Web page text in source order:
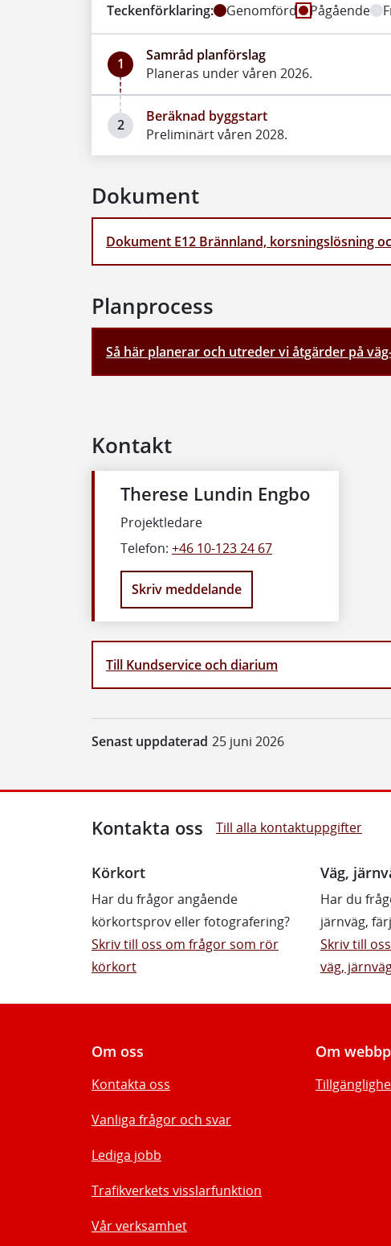
Teckenförklaring: Genomförd Pågående
1
Samråd planförslag
Planeras under våren 2026.
2
Beräknad byggstart
Preliminärt våren 2028.
Dokument
Dokument E12 Brännland, korsningslösning
Planprocess
Så här planerar och utreder vi åtgärder på
Kontakt
Therese Lundin Engbo
Projektledare
Telefon: +46 10-123 24 67
Skriv meddelande
Till Kundservice och diarium
Senast uppdaterad 25 juni 2026
Kontakta oss Till alla kontaktuppgifter
Körkort
Har du frågor angående
körkortsprov eller fotografering?
Skriv till oss om frågor som rör
körkort
Väg,
Har du
järnväg,
Skriv till
väg,
Om oss
Kontakta oss
Vanliga frågor och svar
Lediga jobb
Trafikverkets visslarfunktion
Vår verksamhet
Om